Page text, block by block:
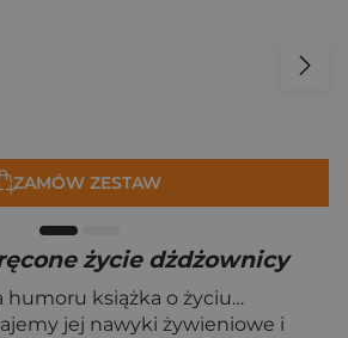
ZAMÓW ZESTAW
życie dżdżownicy
humoru książka o życiu…
jej nawyki żywieniowe i